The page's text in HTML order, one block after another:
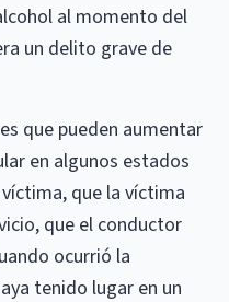
al momento del
un delito grave de
que pueden aumentar
en algunos estados
que la víctima
que el conductor
ocurrió la
tenido lugar en un